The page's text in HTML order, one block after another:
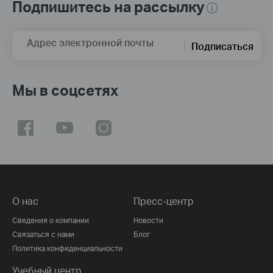
Подпишитесь на рассылку
Адрес электронной почты Подписаться
Мы в соцсетях
О нас
Сведения о компании
Связаться с нами
Политика конфиденциальности
Пресс-центр
Новости
Блог
Учебный центр